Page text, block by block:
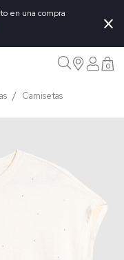
en una compra
×
0
Camisetas